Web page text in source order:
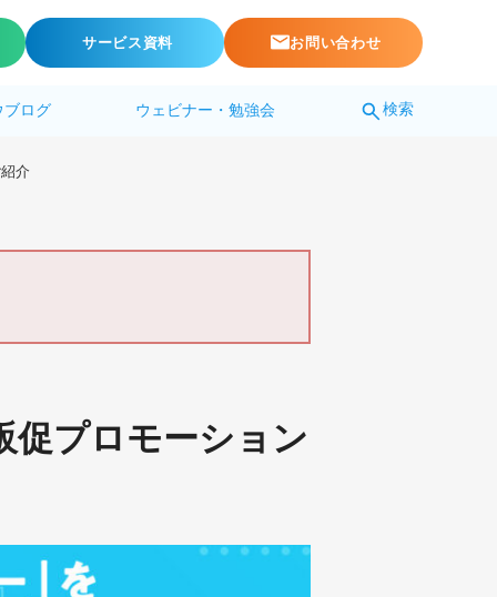
サービス資料 お問い合わせ
ブログ ウェビナー・勉強会 検索
介
促プロモーション